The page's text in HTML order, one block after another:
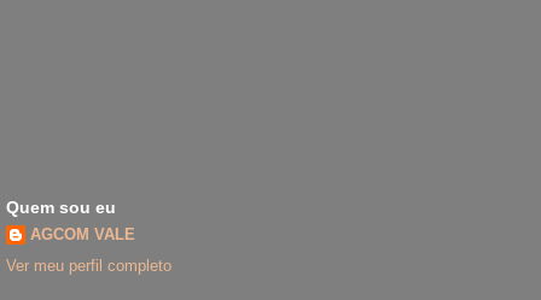
Quem sou eu
AGCOM VALE
Ver meu perfil completo